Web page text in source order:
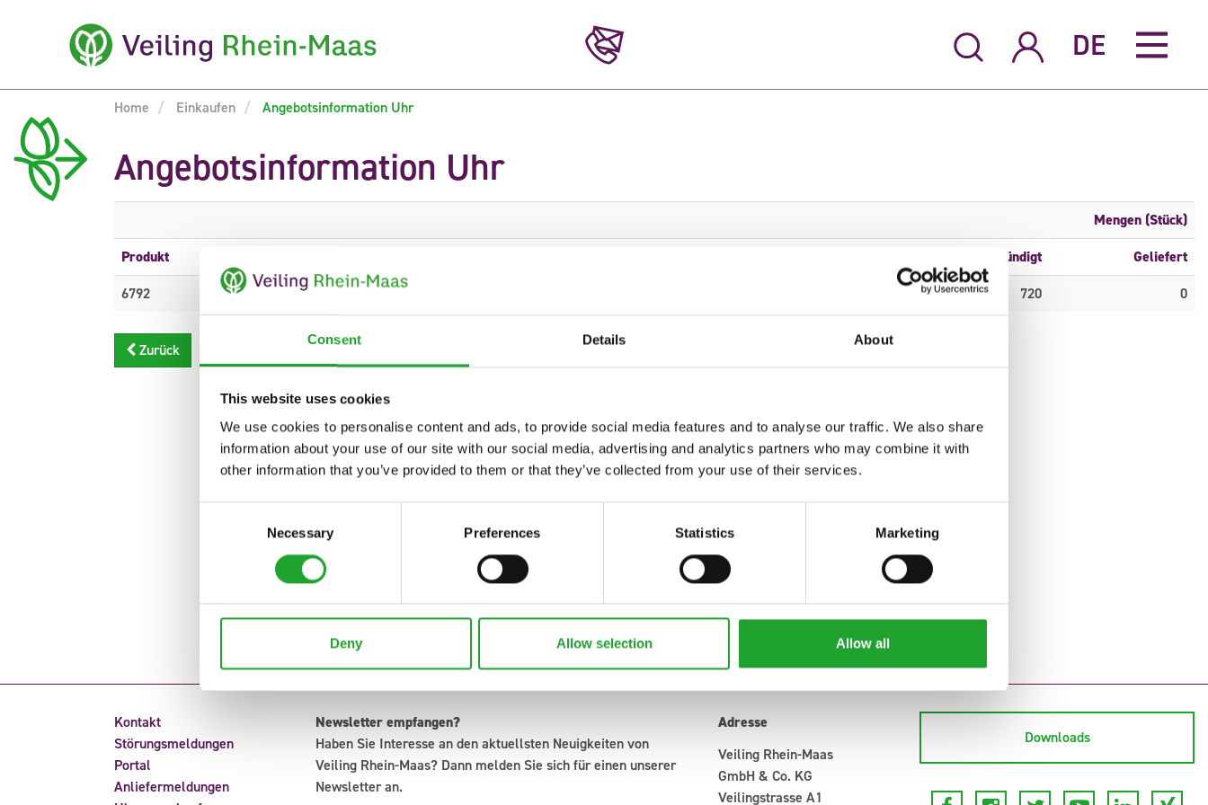
Consent Details About
This website uses cookies
We use cookies to personalise content and ads, to provide social media features and to analyse our traffic. We also share
information about your use of our site with our social media, advertising and analytics partners who may combine it with
other information that you’ve provided to them or that they’ve collected from your use of their services.
Necessary Preferences Statistics Marketing
Deny Allow selection Allow all
DE
Home Einkaufen Angebotsinformation Uhr
Angebotsinformation Uhr
Mengen (Stück)
Produkt
Angekündigt
Geliefert
6792
SEMPERVIVUM 720 0
Zurück
Kontakt
Störungsmeldungen
Portal
Anliefermeldungen
Newsletter empfangen?
Haben Sie Interesse an den aktuellsten Neuigkeiten von
Veiling Rhein-Maas? Dann melden Sie sich für einen unserer
Newsletter an.
Adresse
Veiling Rhein-Maas
GmbH & Co. KG
Veilingstrasse A1
Downloads